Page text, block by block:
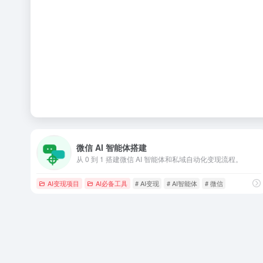
微信 AI 智能体搭建
从 0 到 1 搭建微信 AI 智能体和私域自动化变现流程。
AI变现项目 AI必备工具 # AI变现 # AI智能体 # 微信